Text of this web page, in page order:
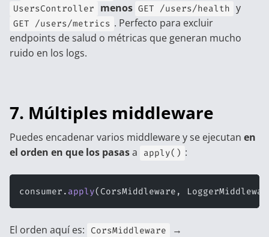
UsersController menos GET /users/health y
GET /users/metrics . Perfecto para excluir
endpoints de salud o métricas que generan mucho
ruido en los logs.
7. Múltiples middleware
Puedes encadenar varios middleware y se ejecutan en
el orden en que los pasasa apply() :
consumer. apply(CorsMiddleware,
El orden aquí es: CorsMiddleware →